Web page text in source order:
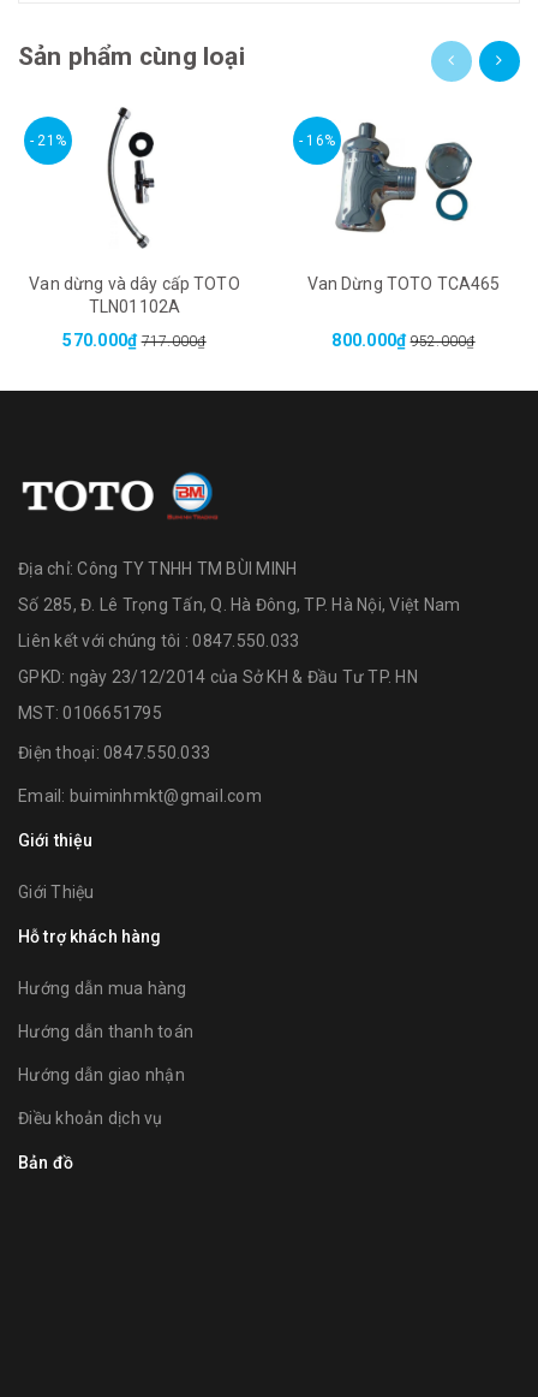
Sản phẩm cùng loại
- 21%
Van dừng và dây cấp TOTO
TLN01102A
570.000₫ 717.000₫
- 16%
Van Dừng TOTO TCA465
800.000₫ 952.000₫
Địa chỉ:Công TY TNHH TM BÙI MINH
Số 285, Đ. Lê Trọng Tấn, Q. Hà Đông, TP. Hà Nội, Việt Nam
Liên kết với chúng tôi : 0847.550.033
GPKD: ngày 23/12/2014 của Sở KH & Đầu Tư TP. HN
MST: 0106651795
Điện thoại: 0847.550.033
Email: buiminhmkt@gmail.com
Giới thiệu
Giới Thiệu
Hỗ trợ khách hàng
Hướng dẫn mua hàng
Hướng dẫn thanh toán
Hướng dẫn giao nhận
Điều khoản dịch vụ
Bản đồ